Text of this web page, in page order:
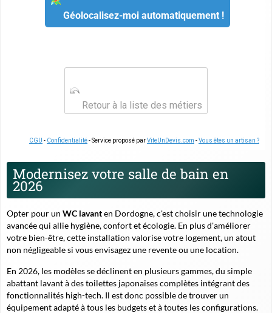
Géolocalisez-moi automatiquement !
Retour à la liste des métiers
CGU - Confidentialité- Service proposé parViteUnDevis.com -Vous êtes un artisan ?
Modernisez votre salle de bain en
2026
Opter pour un WC lavanten Dordogne, c'est choisir une technologie
avancée qui allie hygiène, confort et écologie. En plus d'améliorer
votre bien-être, cette installation valorise votre logement, un atout
non négligeable si vous envisagez une revente ou une location.
En 2026, les modèles se déclinent en plusieurs gammes, du simple
abattant lavant à des toilettes japonaises complètes intégrant des
fonctionnalités high-tech. Il est donc possible de trouver un
équipement adapté à tous les budgets et à toutes les configurations.